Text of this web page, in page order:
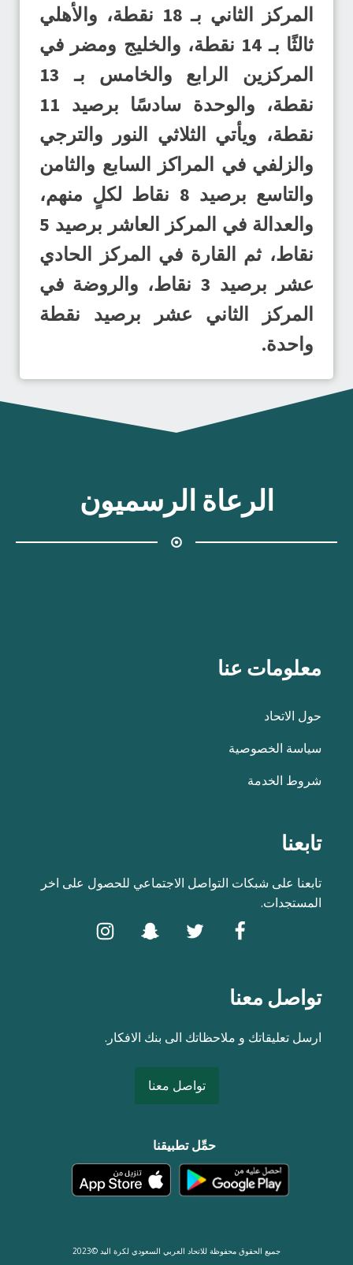
المركز الثاني بـ 18 نقطة، والأهلي
ثالثًا بـ 14 نقطة، والخليج ومضر في
المركزين الرابع والخامس بـ 13
نقطة، والوحدة سادسًا برصيد 11
نقطة، ويأتي الثلاثي النور والترجي
والزلفي في المراكز السابع والثامن
والتاسع برصيد 8 نقاط لكلٍ منهم،
والعدالة في المركز العاشر برصيد 5
نقاط، ثم القارة في المركز الحادي
عشر برصيد 3 نقاط، والروضة في
المركز الثاني عشر برصيد نقطة
واحدة.
الرعاة الرسميون
معلومات عنا
حول الاتحاد
سياسة الخصوصية
شروط الخدمة
تابعنا
تابعنا على شبكات التواصل الاجتماعي للحصول على اخر
المستجدات.
تواصل معنا
ارسل تعليقاتك و ملاحظاتك الى بنك الافكار.
تواصل معنا
حمِّل تطبيقنا
جميع الحقوق محفوظة للاتحاد العربي السعودي لكرة اليد ©2023